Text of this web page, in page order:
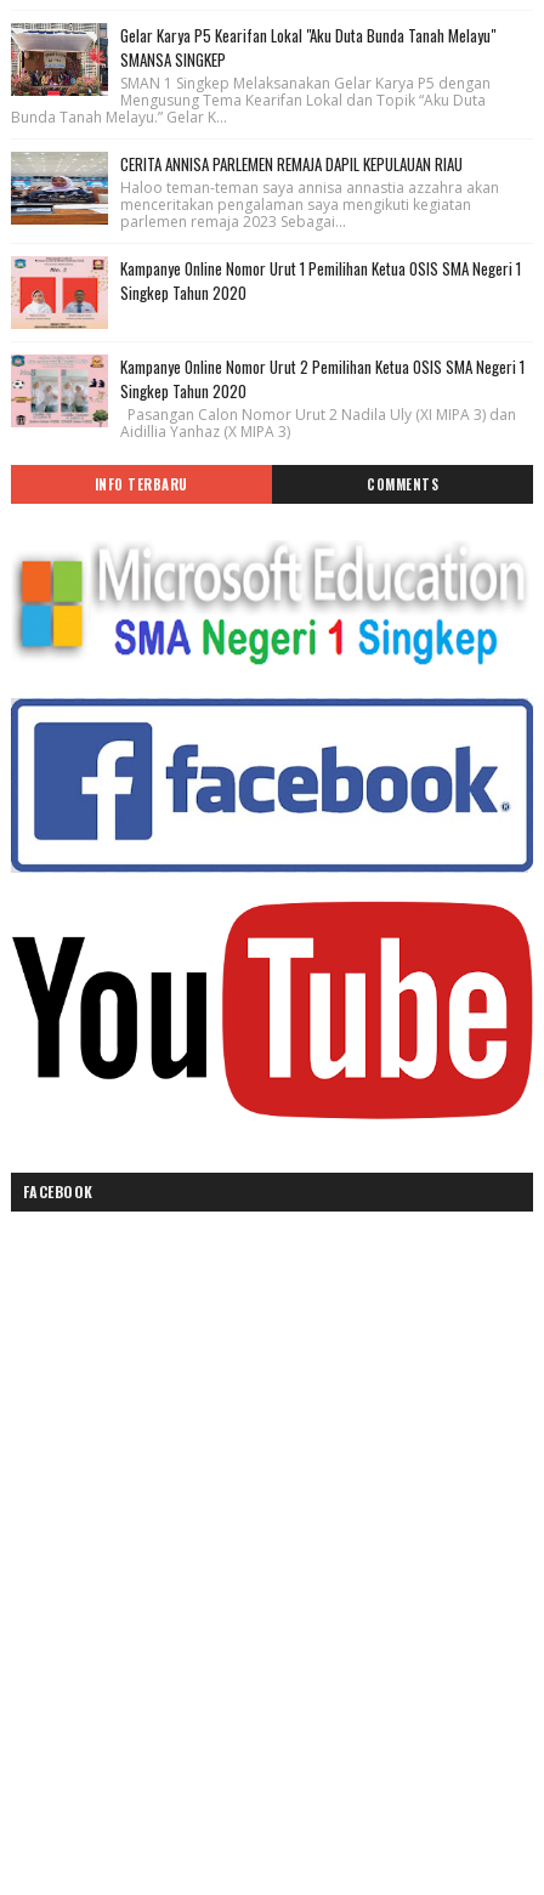
Gelar Karya P5 Kearifan Lokal "Aku Duta Bunda Tanah Melayu"
SMANSA SINGKEP
SMAN 1 Singkep Melaksanakan Gelar Karya P5 dengan
Mengusung Tema Kearifan Lokal dan Topik “Aku Duta
Bunda Tanah Melayu.” Gelar K...
CERITA ANNISA PARLEMEN REMAJA DAPIL KEPULAUAN RIAU
Haloo teman-teman saya annisa annastia azzahra akan
menceritakan pengalaman saya mengikuti kegiatan
parlemen remaja 2023 Sebagai...
Kampanye Online Nomor Urut 1 Pemilihan Ketua OSIS SMA Negeri 1
Singkep Tahun 2020
Kampanye Online Nomor Urut 2 Pemilihan Ketua OSIS SMA Negeri 1
Singkep Tahun 2020
Pasangan Calon Nomor Urut 2 Nadila Uly (XI MIPA 3) dan
Aidillia Yanhaz (X MIPA 3)
INFO TERBARU COMMENTS
FACEBOOK